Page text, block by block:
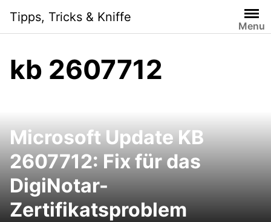
content
Tipps, Tricks & Kniffe
Menu
kb 2607712
Microsoft Update KB
2607712: Fix für das
DigiNotar-
Zertifikatsproblem